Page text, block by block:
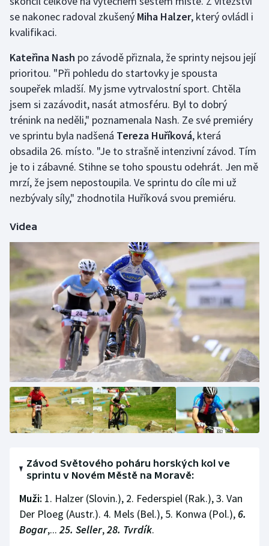
se nakonec radoval zkušený Miha Halzer, který ovládl i
kvalifikaci.
Kateřina Nash po závodě přiznala, že sprinty nejsou její
prioritou. "Při pohledu do startovky je spousta
soupeřek mladší. My jsme vytrvalostní sport. Chtěla
jsem si zazávodit, nasát atmosféru. Byl to dobrý
trénink na neděli," poznamenala Nash. Ze své premiéry
ve sprintu byla nadšená Tereza Huříková, která
obsadila 26. místo. "Je to strašně intenzivní závod. Tím
je to i zábavné. Stihne se toho spoustu odehrát. Jen mě
mrzí, že jsem nepostoupila. Ve sprintu do cíle mi už
nezbývaly síly," zhodnotila Huříková svou premiéru.
Videa
Závod Světového poháru horských kol ve
sprintu v Novém Městě na Moravě:
Muži: 1. Halzer (Slovin.), 2. Federspiel (Rak.), 3. Van
Der Ploeg (Austr.). 4. Mels (Bel.), 5. Konwa (Pol.), 6.
Bogar,...25. Seller,28. Tvrdík.